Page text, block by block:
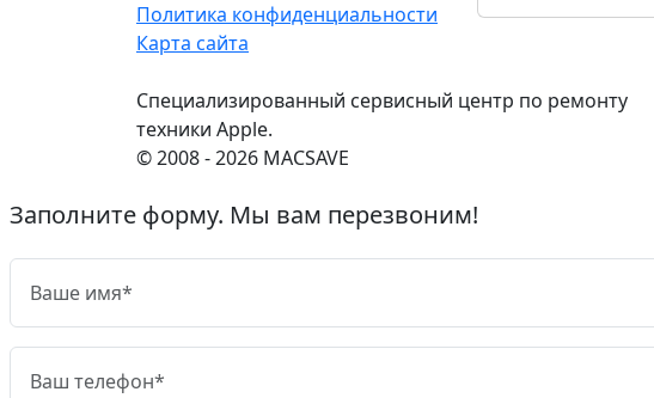
Политика конфиденциальности
Карта сайта
Специализированный сервисный центр по ремонту
техники Apple.
© 2008 - 2026 MACSAVE
Заполните форму. Мы вам перезвоним!